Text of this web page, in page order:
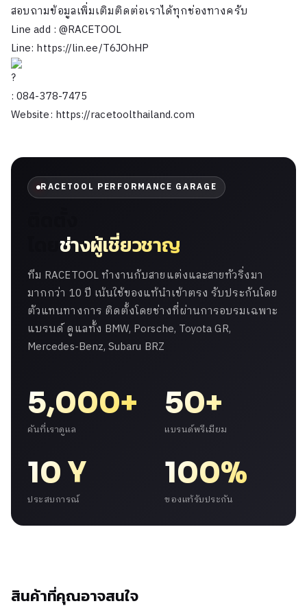
สอบถามข้อมูลเพิ่มเติมติดต่อเราได้ทุกช่องทางครับ
Line add : @RACETOOL
Line: https://lin.ee/T6JOhHP
: 084-378-7475
Website: https://racetoolthailand.com
RACETOOL PERFORMANCE GARAGE
ช่างผู้เชี่ยวชาญ
ทีม RACETOOL ทำงานกับสายแต่งและสายทัวริ่งมา
มากกว่า 10 ปี เน้นใช้ของแท้นำเข้าตรง รับประกันโดย
ตัวแทนทางการ ติดตั้งโดยช่างที่ผ่านการอบรมเฉพาะ
แบรนด์ ดูแลทั้ง BMW, Porsche, Toyota GR,
Mercedes-Benz, Subaru BRZ
5,000+
คันที่เราดูแล
50+
แบรนด์พรีเมียม
10 Y
ประสบการณ์
100%
ของแท้รับประกัน
สินค้าที่คุณอาจสนใจ